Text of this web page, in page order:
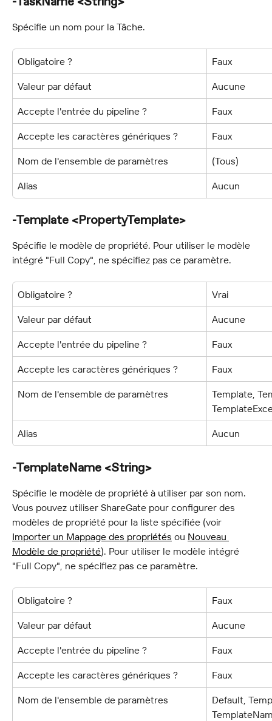
Spécifie un nom pour la Tâche.
Obligatoire ? Faux
Valeur par défaut Aucune
Accepte l'entrée du pipeline ? Faux
Accepte les caractères génériques ? Faux
Nom de l'ensemble de paramètres (Tous)
Alias Aucun
-Template <PropertyTemplate>
Spécifie le modèle de propriété. Pour utiliser le modèle
intégré "Full Copy", ne spécifiez pas ce paramètre.
Obligatoire ? Vrai
Valeur par défaut Aucune
Accepte l'entrée du pipeline ? Faux
Accepte les caractères génériques ? Faux
Nom de l'ensemble de paramètres
Template,
Alias Aucun
-TemplateName <String>
Spécifie le modèle de propriété à utiliser par son nom.
Vous pouvez utiliser ShareGate pour configurer des
modèles de propriété pour la liste spécifiée (voir
Importer un Mappage des propriétés ou Nouveau
Modèle de propriété). Pour utiliser le modèle intégré
"Full Copy", ne spécifiez pas ce paramètre.
Obligatoire ? Faux
Valeur par défaut Aucune
Accepte l'entrée du pipeline ? Faux
Accepte les caractères génériques ? Faux
Nom de l'ensemble de paramètres
Default,